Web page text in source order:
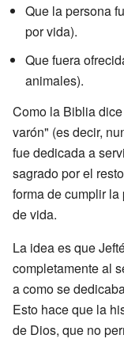
Que la persona
por vida).
Que fuera
animales).
Como la Biblia
varón" (es decir,
fue dedicada a
sagrado por el
forma de cumplir
de vida.
La idea es que
completamente al
a como se
Esto hace que la
de Dios, que no